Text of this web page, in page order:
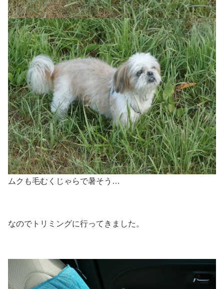
ムクも毛むくじゃらで暑そう…
なのでトリミングに行ってきました。